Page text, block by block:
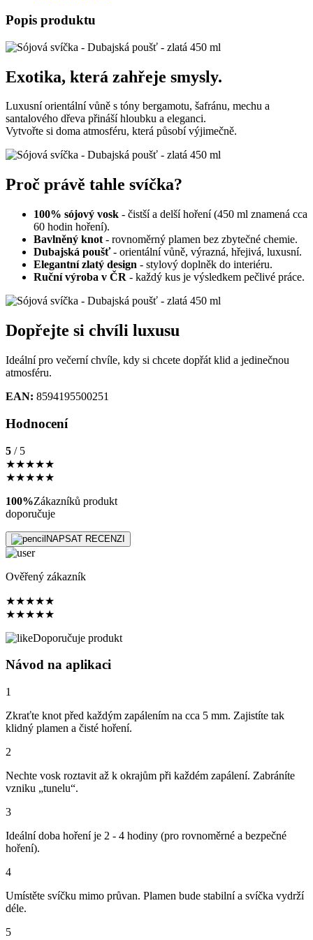
Popis produktu
Exotika, která zahřeje smysly.
Luxusní orientální vůně s tóny bergamotu, šafránu, mechu a
santalového dřeva přináší hloubku a eleganci.
Vytvořte si doma atmosféru, která působí výjimečně.
Proč právě tahle svíčka?
100% sójový vosk - čistší a delší hoření (450 ml znamená cca
60 hodin hoření).
Bavlněný knot - rovnoměrný plamen bez zbytečné chemie.
Dubajská poušť- orientální vůně, výrazná, hřejivá, luxusní.
Elegantní zlatý design - stylový doplněk do interiéru.
Ruční výroba v ČR - každý kus je výsledkem pečlivé práce.
Dopřejte si chvíli luxusu
Ideální pro večerní chvíle, kdy si chcete dopřát klid a jedinečnou
atmosféru.
EAN: 8594195500251
Hodnocení
5 / 5
★★★★★
★★★★★
100%Zákazníků produkt
doporučuje
NAPSAT RECENZI
Ověřený zákazník
★★★★★
★★★★★
Doporučuje produkt
Návod na aplikaci
1
Zkraťte knot před každým zapálením na cca 5 mm. Zajistíte tak
klidný plamen a čisté hoření.
2
Nechte vosk roztavit až k okrajům při každém zapálení. Zabráníte
vzniku „tunelu“.
3
Ideální doba hoření je 2 - 4 hodiny (pro rovnoměrné a bezpečné
hoření).
4
Umístěte svíčku mimo průvan. Plamen bude stabilní a svíčka vydrží
déle.
5